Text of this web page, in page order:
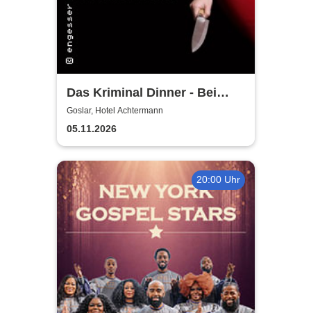
Das Kriminal Dinner - Bei
Aussage: Mord!
Goslar, Hotel Achtermann
05.11.2026
20:00 Uhr